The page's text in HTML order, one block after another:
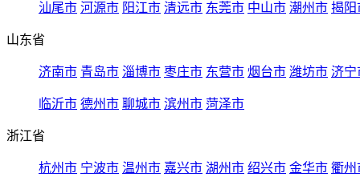
汕尾市 河源市 阳江市 清远市 东莞市 中山市 潮州市 揭阳
山东省
济南市 青岛市 淄博市 枣庄市 东营市 烟台市 潍坊市 济宁
临沂市 德州市 聊城市 滨州市 菏泽市
浙江省
杭州市 宁波市 温州市 嘉兴市 湖州市 绍兴市 金华市 衢州